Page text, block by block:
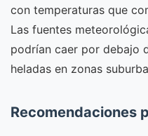
con temperaturas que
Las fuentes
podrían caer por debajo
heladas en zonas
Recomendaciones